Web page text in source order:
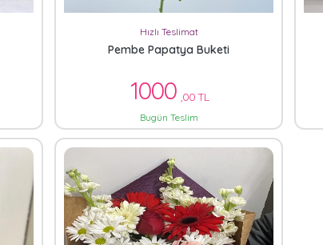
Hızlı Teslimat
Pembe Papatya Buketi
1000 ,00 TL
Bugün Teslim